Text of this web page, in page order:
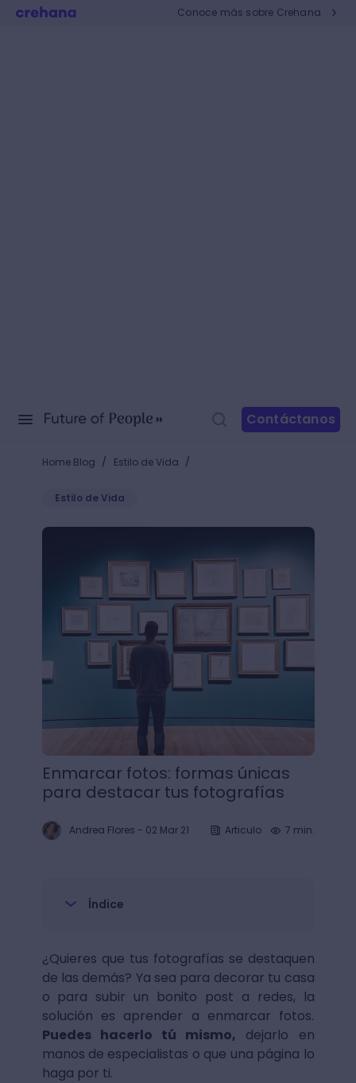
Conoce más sobre Crehana
Contáctanos
Home Blog / Estilo de Vida /
Estilo de Vida
Enmarcar fotos: formas únicas para destacar tus
Enmarcar fotos: formas únicas
para destacar tus fotografías
Andrea Flores - 02 Mar 21 Articulo 7 min.
Índice
¿Quieres que tus fotografías se destaquen
de las demás? Ya sea para decorar tu casa
o para subir un bonito post a redes, la
solución es aprender a enmarcar fotos.
Puedes hacerlo tú mismo, dejarlo en
manos de especialistas o que una página lo
haga por ti.